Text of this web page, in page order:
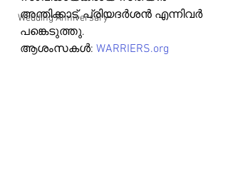
Wedding Anniversary
അന്തിക്കാട്, പ്രിയദർശൻ എന്നിവർ
പങ്കെടുത്തു.
ആശംസകൾ: WARRIERS.org